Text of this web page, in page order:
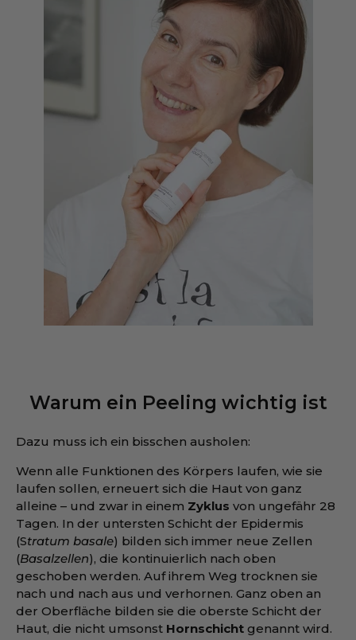
Warum ein Peeling wichtig ist
Dazu muss ich ein bisschen ausholen:
Wenn alle Funktionen des Körpers laufen, wie sie
laufen sollen, erneuert sich die Haut von ganz
alleine – und zwar in einem Zyklus von ungefähr 28
Tagen. In der untersten Schicht der Epidermis
(Stratum basale) bilden sich immer neue Zellen
(Basalzellen), die kontinuierlich nach oben
geschoben werden. Auf ihrem Weg trocknen sie
nach und nach aus und verhornen. Ganz oben an
der Oberfläche bilden sie die oberste Schicht der
Haut, die nicht umsonst Hornschicht genannt wird.